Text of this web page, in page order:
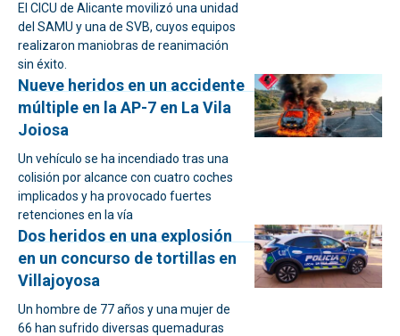
El CICU de Alicante movilizó una unidad
del SAMU y una de SVB, cuyos equipos
realizaron maniobras de reanimación
sin éxito.
Nueve heridos en un accidente
múltiple en la AP-7 en La Vila
Joiosa
Un vehículo se ha incendiado tras una
colisión por alcance con cuatro coches
implicados y ha provocado fuertes
retenciones en la vía
Dos heridos en una explosión
en un concurso de tortillas en
Villajoyosa
Un hombre de 77 años y una mujer de
66 han sufrido diversas quemaduras